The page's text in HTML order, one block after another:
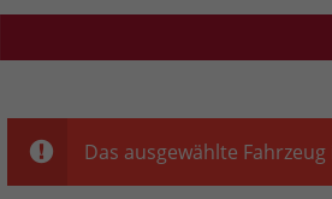
Das ausgewählte